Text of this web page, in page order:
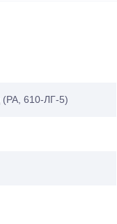
(PA, 610-ЛГ-5)